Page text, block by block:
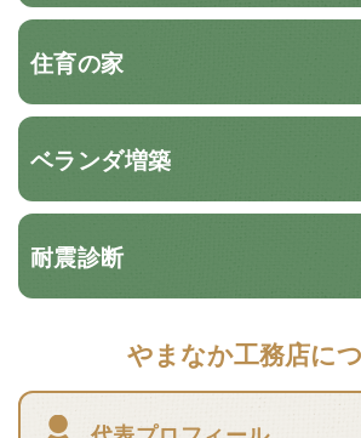
住育の家
ベランダ増築
耐震診断
やまなか工務店に